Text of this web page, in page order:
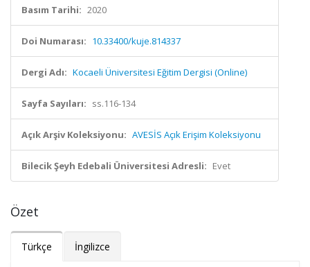
Basım Tarihi: 2020
Doi Numarası: 10.33400/kuje.814337
Dergi Adı: Kocaeli Üniversitesi Eğitim Dergisi (Online)
Sayfa Sayıları: ss.116-134
Açık Arşiv Koleksiyonu: AVESİS Açık Erişim Koleksiyonu
Bilecik Şeyh Edebali Üniversitesi Adresli: Evet
Özet
Türkçe İngilizce